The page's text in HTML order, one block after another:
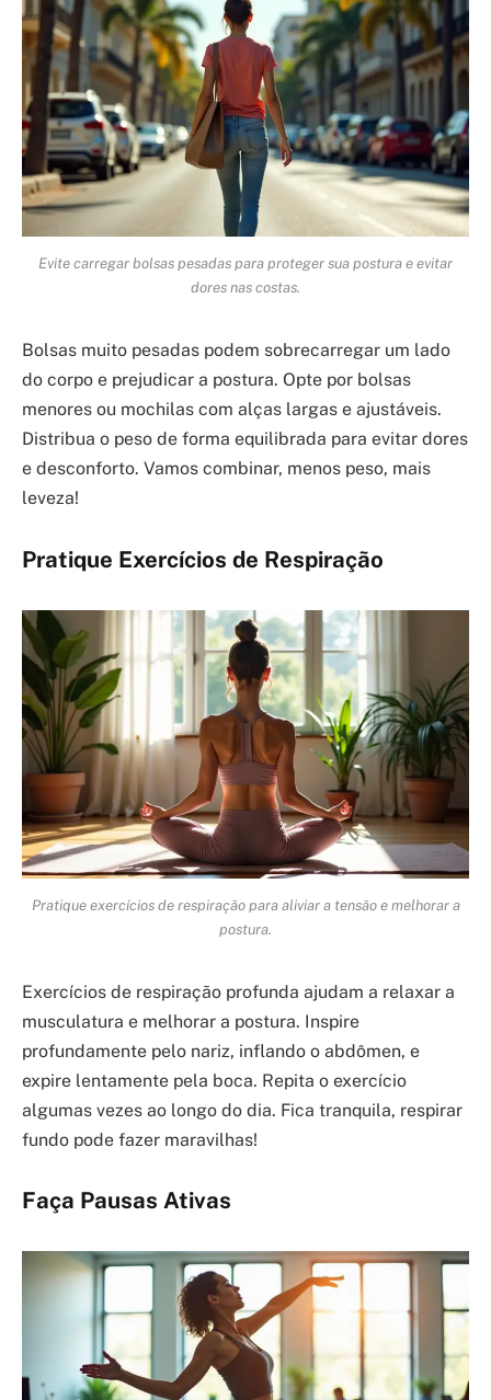
Evite carregar bolsas pesadas para proteger sua postura e evitar
dores nas costas.
Bolsas muito pesadas podem sobrecarregar um lado
do corpo e prejudicar a postura. Opte por bolsas
menores ou mochilas com alças largas e ajustáveis.
Distribua o peso de forma equilibrada para evitar dores
e desconforto. Vamos combinar, menos peso, mais
leveza!
Pratique Exercícios de Respiração
Pratique exercícios de respiração para aliviar a tensão e melhorar a
postura.
Exercícios de respiração profunda ajudam a relaxar a
musculatura e melhorar a postura. Inspire
profundamente pelo nariz, inflando o abdômen, e
expire lentamente pela boca. Repita o exercício
algumas vezes ao longo do dia. Fica tranquila, respirar
fundo pode fazer maravilhas!
Faça Pausas Ativas